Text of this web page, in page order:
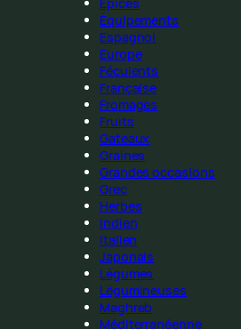
Équipements
Espagnol
Europe
Féculents
Française
Fromages
Fruits
Gateaux
Graines
Grandes occasions
Grec
Herbes
Indien
Italien
Japonais
Légumes
Légumineuses
Maghreb
Méditerranéenne